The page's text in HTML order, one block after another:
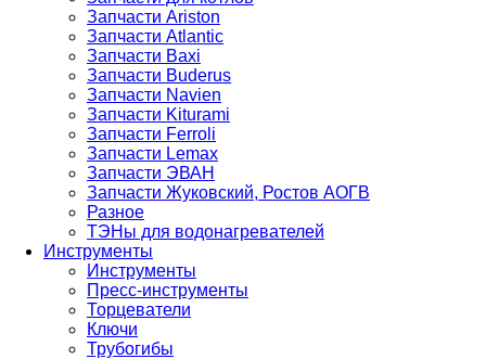
Запчасти Ariston
Запчасти Atlantic
Запчасти Baxi
Запчасти Buderus
Запчасти Navien
Запчасти Kiturami
Запчасти Ferroli
Запчасти Lemax
Запчасти ЭВАН
Запчасти Жуковский, Ростов АОГВ
Разное
ТЭНы для водонагревателей
Инструменты
Инструменты
Пресс-инструменты
Торцеватели
Ключи
Трубогибы